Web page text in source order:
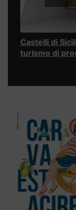
Castelli di
turismo di